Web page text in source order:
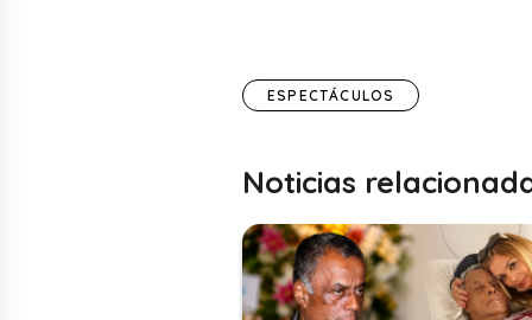
ESPECTÁCULOS
Noticias